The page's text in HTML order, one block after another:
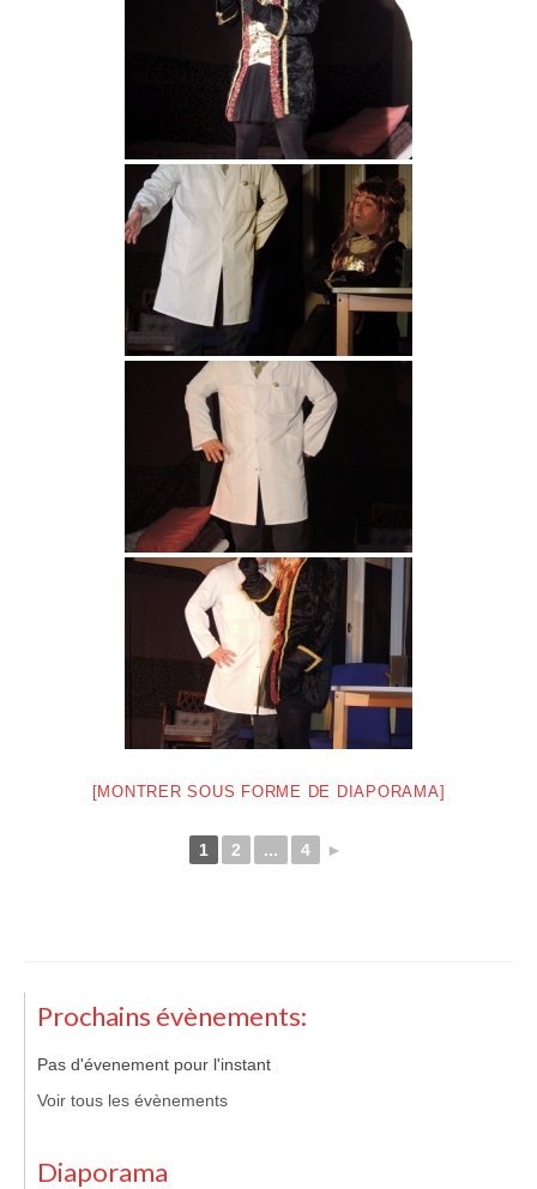
[MONTRER SOUS FORME DE DIAPORAMA]
1 2 ... 4 ►
Prochains évènements:
Pas d'évenement pour l'instant
Voir tous les évènements
Diaporama